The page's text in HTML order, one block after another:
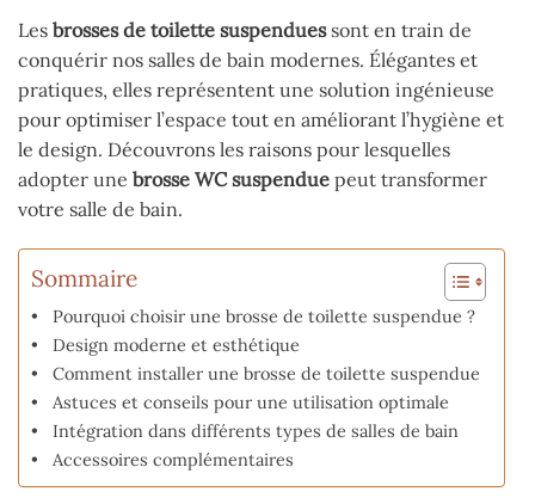
Les brosses de toilette suspenduessont en train de
conquérir nos salles de bain modernes. Élégantes et
pratiques, elles représentent une solution ingénieuse
pour optimiser l’espace tout en améliorant l’hygiène et
le design. Découvrons les raisons pour lesquelles
adopter une brosse WC suspendue peut transformer
votre salle de bain.
Sommaire
Pourquoi choisir une brosse de toilette suspendue ?
Design moderne et esthétique
Comment installer une brosse de toilette suspendue
Astuces et conseils pour une utilisation optimale
Intégration dans différents types de salles de bain
Accessoires complémentaires